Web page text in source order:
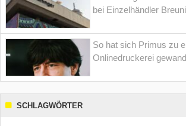
bei Einzelhändler
So hat sich Primus zu
Onlinedruckerei
SCHLAGWÖRTER